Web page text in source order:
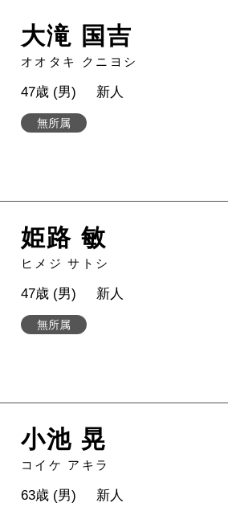
大滝 国吉
オオタキ クニヨシ
無所属
47歳 (男) 新人
姫路 敏
ヒメジ サトシ
無所属
47歳 (男) 新人
小池 晃
コイケ アキラ
63歳 (男) 新人